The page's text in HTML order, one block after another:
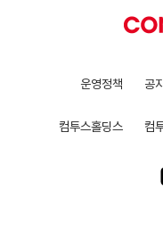
운영정책 공
컴투스홀딩스 컴